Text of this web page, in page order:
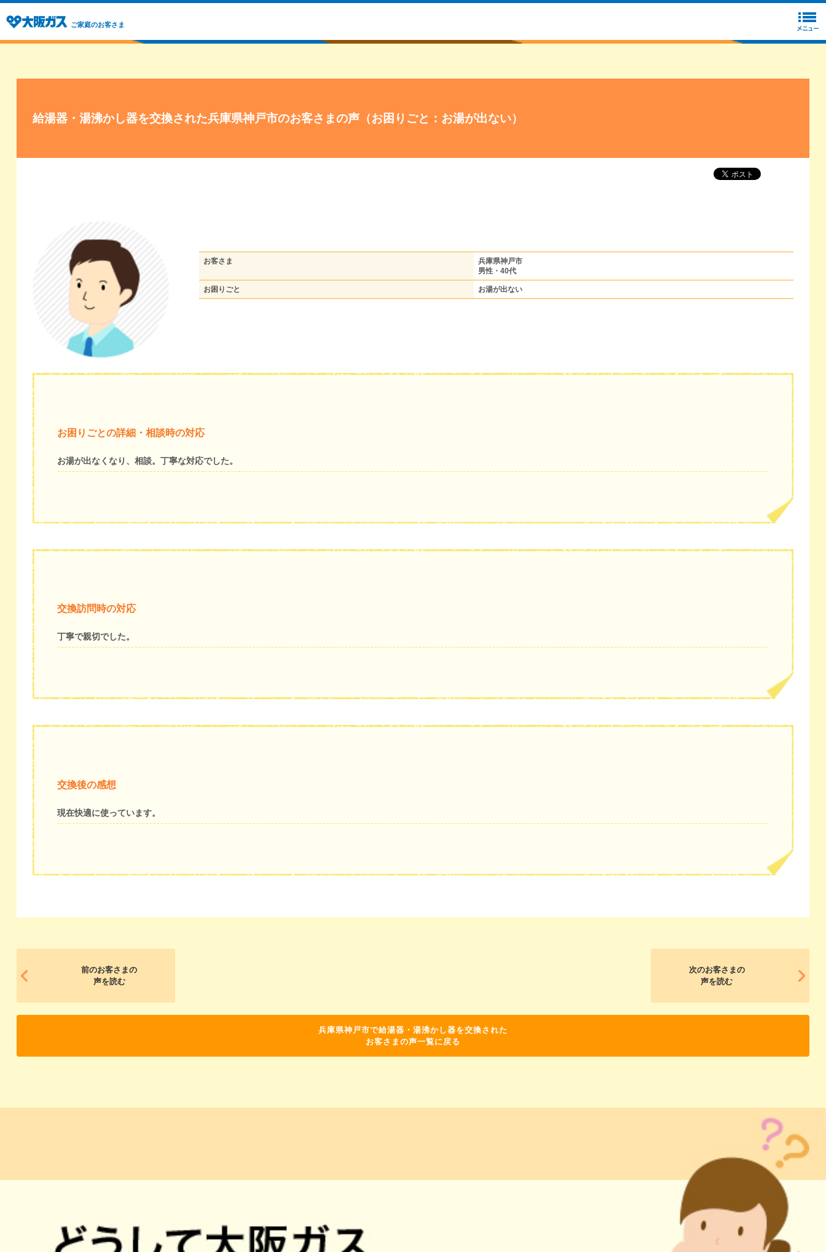
ご家庭のお客さま
給湯器・湯沸かし器を交換された兵庫県神戸市のお客さまの声（お困りごと：お湯が出ない）
お客さま
兵庫県神戸市
男性・40代
お困りごと お湯が出ない
お困りごとの詳細・相談時の対応
お湯が出なくなり、相談。丁寧な対応でした。
交換訪問時の対応
丁寧で親切でした。
交換後の感想
現在快適に使っています。
前のお客さまの
声を読む
次のお客さまの
声を読む
兵庫県神戸市で給湯器・湯沸かし器を交換された
お客さまの声一覧に戻る